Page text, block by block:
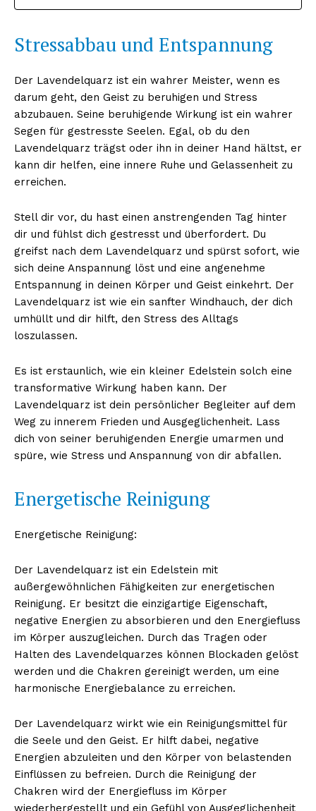
Stressabbau und Entspannung
Der Lavendelquarz ist ein wahrer Meister, wenn es
darum geht, den Geist zu beruhigen und Stress
abzubauen. Seine beruhigende Wirkung ist ein wahrer
Segen für gestresste Seelen. Egal, ob du den
Lavendelquarz trägst oder ihn in deiner Hand hältst, er
kann dir helfen, eine innere Ruhe und Gelassenheit zu
erreichen.
Stell dir vor, du hast einen anstrengenden Tag hinter
dir und fühlst dich gestresst und überfordert. Du
greifst nach dem Lavendelquarz und spürst sofort, wie
sich deine Anspannung löst und eine angenehme
Entspannung in deinen Körper und Geist einkehrt. Der
Lavendelquarz ist wie ein sanfter Windhauch, der dich
umhüllt und dir hilft, den Stress des Alltags
loszulassen.
Es ist erstaunlich, wie ein kleiner Edelstein solch eine
transformative Wirkung haben kann. Der
Lavendelquarz ist dein persönlicher Begleiter auf dem
Weg zu innerem Frieden und Ausgeglichenheit. Lass
dich von seiner beruhigenden Energie umarmen und
spüre, wie Stress und Anspannung von dir abfallen.
Energetische Reinigung
Energetische Reinigung:
Der Lavendelquarz ist ein Edelstein mit
außergewöhnlichen Fähigkeiten zur energetischen
Reinigung. Er besitzt die einzigartige Eigenschaft,
negative Energien zu absorbieren und den Energiefluss
im Körper auszugleichen. Durch das Tragen oder
Halten des Lavendelquarzes können Blockaden gelöst
werden und die Chakren gereinigt werden, um eine
harmonische Energiebalance zu erreichen.
Der Lavendelquarz wirkt wie ein Reinigungsmittel für
die Seele und den Geist. Er hilft dabei, negative
Energien abzuleiten und den Körper von belastenden
Einflüssen zu befreien. Durch die Reinigung der
Chakren wird der Energiefluss im Körper
wiederhergestellt und ein Gefühl von Ausgeglichenheit